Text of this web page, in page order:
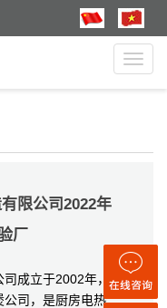
限公司2022年
厂
成立于2002年，
司，是厨房电热